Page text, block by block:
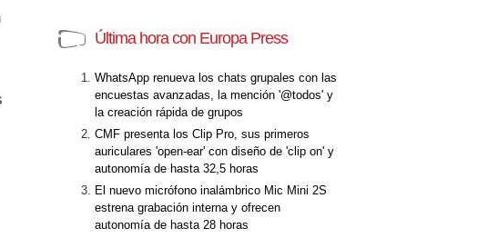
Última hora con Europa Press
WhatsApp renueva los chats grupales con las
encuestas avanzadas, la mención '@todos' y
la creación rápida de grupos
CMF presenta los Clip Pro, sus primeros
auriculares 'open-ear' con diseño de 'clip on' y
autonomía de hasta 32,5 horas
El nuevo micrófono inalámbrico Mic Mini 2S
estrena grabación interna y ofrecen
autonomía de hasta 28 horas